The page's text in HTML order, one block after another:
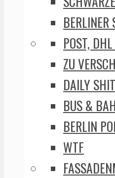
BERLINER
POST,
ZU
DAILY SHIT
BUS &
BERLIN
WTF